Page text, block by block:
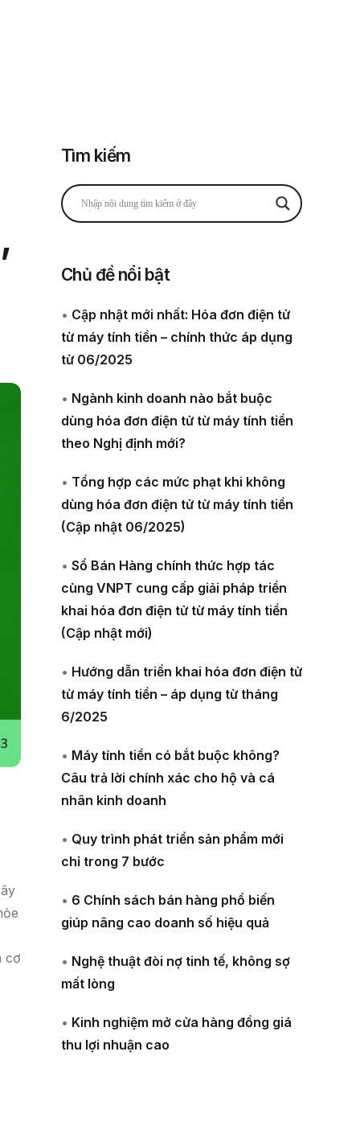
cơ
Tìm kiếm
Chủ đề nổi bật
• Cập nhật mới nhất: Hóa đơn điện tử
từ máy tính tiền – chính thức áp dụng
từ 06/2025
• Ngành kinh doanh nào bắt buộc
dùng hóa đơn điện tử từ máy tính tiền
theo Nghị định mới?
• Tổng hợp các mức phạt khi không
dùng hóa đơn điện tử từ máy tính tiền
(Cập nhật 06/2025)
• Sổ Bán Hàng chính thức hợp tác
cùng VNPT cung cấp giải pháp triển
khai hóa đơn điện tử từ máy tính tiền
(Cập nhật mới)
• Hướng dẫn triển khai hóa đơn điện tử
từ máy tính tiền – áp dụng từ tháng
6/2025
• Máy tính tiền có bắt buộc không?
Câu trả lời chính xác cho hộ và cá
nhân kinh doanh
• Quy trình phát triển sản phẩm mới
chỉ trong 7 bước
• 6 Chính sách bán hàng phổ biến
giúp nâng cao doanh số hiệu quả
• Nghệ thuật đòi nợ tinh tế, không sợ
mất lòng
• Kinh nghiệm mở cửa hàng đồng giá
thu lợi nhuận cao